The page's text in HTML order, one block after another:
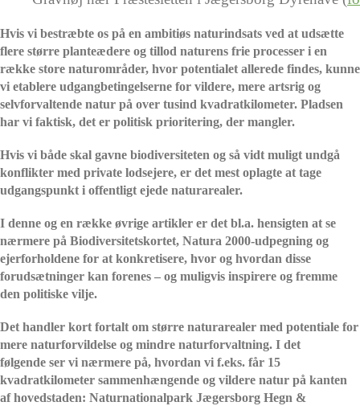
Hvis vi bestræbte os på en ambitiøs naturindsats ved at udsætte
flere større planteædere og tillod naturens frie processer i en
række store naturområder, hvor potentialet allerede findes, kunne
vi etablere udgangbetingelserne for vildere, mere artsrig og
selvforvaltende natur på over tusind kvadratkilometer. Pladsen
har vi faktisk, det er politisk prioritering, der mangler.
Hvis vi både skal gavne biodiversiteten og så vidt muligt undgå
konflikter med private lodsejere, er det mest oplagte at tage
udgangspunkt i offentligt ejede naturarealer.
I denne og en række øvrige artikler er det bl.a. hensigten at se
nærmere på Biodiversitetskortet, Natura 2000-udpegning og
ejerforholdene for at konkretisere, hvor og hvordan disse
forudsætninger kan forenes – og muligvis inspirere og fremme
den politiske vilje.
Det handler kort fortalt om større naturarealer med potentiale for
mere naturforvildelse og mindre naturforvaltning. I det
følgende ser vi nærmere på, hvordan vi f.eks. får 15
kvadratkilometer sammenhængende og vildere natur på kanten
af hovedstaden: Naturnationalpark Jægersborg Hegn &